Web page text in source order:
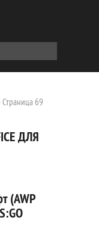
Страница 69
ДЛЯ
(AWP